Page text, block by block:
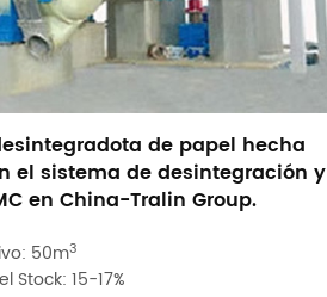
de papel hecha
el sistema de desintegración y
en China-Tralin Group.
50m3
Stock: 15-17%